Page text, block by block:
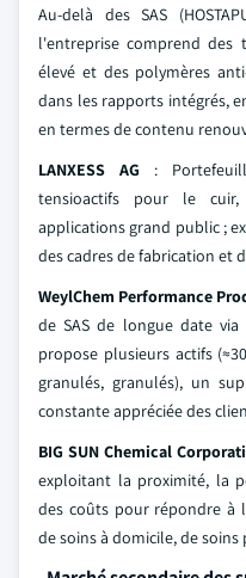
Au-delà des SAS
l'entreprise comprend des
élevé et des polymères
dans les rapports intégrés,
en termes de contenu
LANXESS AG :
tensioactifs pour le
applications grand public ;
des cadres de fabrication et
WeylChem Performance
de SAS de longue date
propose plusieurs actifs
granulés, granulés), un
constante appréciée des
BIG SUN Chemical
exploitant la proximité, la
des coûts pour répondre à
de soins à domicile, de soins